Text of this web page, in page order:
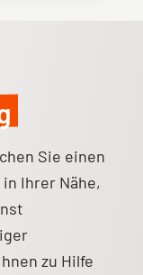
Sie einen
Ihrer Nähe,
zu Hilfe